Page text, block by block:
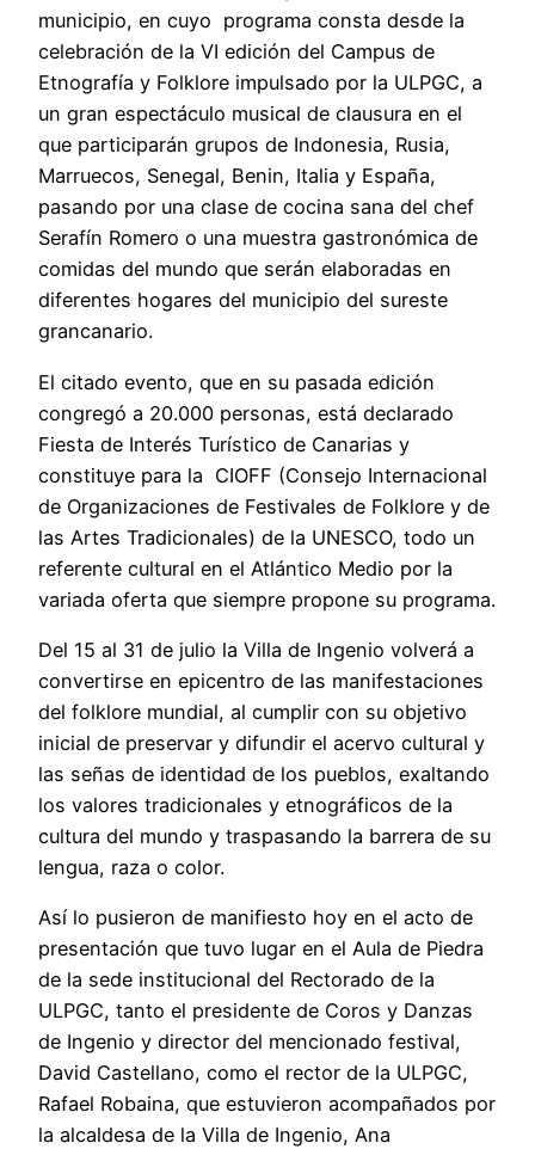
municipio, en cuyo programa consta desde la
celebración de la VI edición del Campus de
Etnografía y Folklore impulsado por la ULPGC, a
un gran espectáculo musical de clausura en el
que participarán grupos de Indonesia, Rusia,
Marruecos, Senegal, Benin, Italia y España,
pasando por una clase de cocina sana del chef
Serafín Romero o una muestra gastronómica de
comidas del mundo que serán elaboradas en
diferentes hogares del municipio del sureste
grancanario.
El citado evento, que en su pasada edición
congregó a 20.000 personas, está declarado
Fiesta de Interés Turístico de Canarias y
constituye para la CIOFF (Consejo Internacional
de Organizaciones de Festivales de Folklore y de
las Artes Tradicionales) de la UNESCO, todo un
referente cultural en el Atlántico Medio por la
variada oferta que siempre propone su programa.
Del 15 al 31 de julio la Villa de Ingenio volverá a
convertirse en epicentro de las manifestaciones
del folklore mundial, al cumplir con su objetivo
inicial de preservar y difundir el acervo cultural y
las señas de identidad de los pueblos, exaltando
los valores tradicionales y etnográficos de la
cultura del mundo y traspasando la barrera de su
lengua, raza o color.
Así lo pusieron de manifiesto hoy en el acto de
presentación que tuvo lugar en el Aula de Piedra
de la sede institucional del Rectorado de la
ULPGC, tanto el presidente de Coros y Danzas
de Ingenio y director del mencionado festival,
David Castellano, como el rector de la ULPGC,
Rafael Robaina, que estuvieron acompañados por
la alcaldesa de la Villa de Ingenio, Ana